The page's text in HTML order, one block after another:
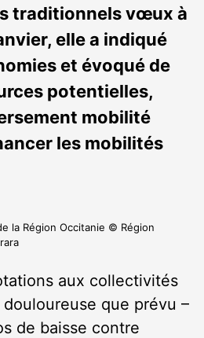
traditionnels vœux à
elle a indiqué
et évoqué de
potentielles,
mobilité
les mobilités
la Région Occitanie © Région
aux collectivités
que prévu –
de baisse contre